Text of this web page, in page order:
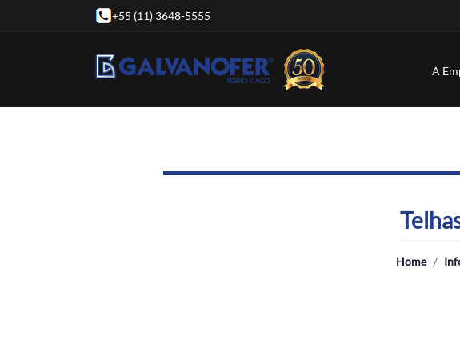
+55 (11) 3648-5555
A
Home /